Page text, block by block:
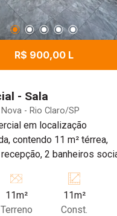
R$ 900,00 L
- Sala
- Rio Claro/SP
em localização
contendo 11 m² térrea,
2 banheiros
Agende já sua
um de nossos corretores!!
11m²
Terreno
11m²
Const.